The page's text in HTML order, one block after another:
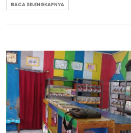
BACA SELENGKAPNYA